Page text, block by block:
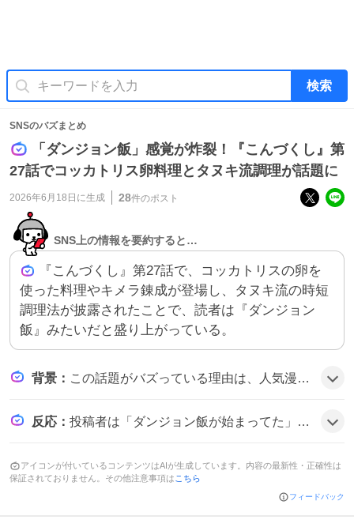
検索
SNSのバズまとめ
「ダンジョン飯」感覚が炸裂！『こんづくし』第
27話でコッカトリス卵料理とタヌキ流調理が話題に
2026年6月18日 に生成 28件のポスト
SNS上の情報を要約すると…
『こんづくし』第27話で、コッカトリスの卵を
使った料理やキメラ錬成が登場し、タヌキ流の時短
調理法が披露されたことで、読者は『ダンジョン
飯』みたいだと盛り上がっている。
背景 ： この話題がバズっている理由は、人気漫画『こんづくし』の最新話で、料理系の奇抜な展開が『ダンジョン飯』を彷彿とさせ、コッカトリス卵やキメラ、タヌキ流調理が話題になったことにあるようだ。
反応 ： 投稿者は「ダンジョン飯が始まってた」と驚きつつ、「タヌキ流時短調理術」と「キメラ錬成してる…」とツッコミ、全体的に笑いと新鮮さを楽しんでいる様子だ。
アイコンが付いているコンテンツはAIが生成しています。内容の最新性・正確性は
保証されておりません。その他注意事項は こちら
フィードバック